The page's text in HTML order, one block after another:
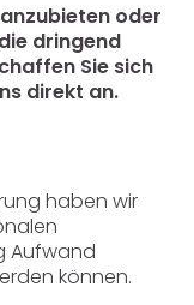
oder
dringend
Sie sich
direkt an.
haben wir
Aufwand
können.